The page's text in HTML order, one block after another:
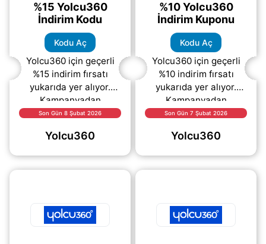
%15 Yolcu360
İndirim Kodu
Kodu Aç
Yolcu360 için geçerli
%15 indirim fırsatı
yukarıda yer alıyor.
Kampanyadan
yararlanmak için hemen
tıklayarak indirim
Son Gün 8 Şubat 2026
Yolcu360
%10 Yolcu360
İndirim Kuponu
Kodu Aç
Yolcu360 için geçerli
%10 indirim fırsatı
yukarıda yer alıyor.
Kampanyadan
yararlanmak için hemen
tıklayarak indirim
Son Gün 7 Şubat 2026
Yolcu360